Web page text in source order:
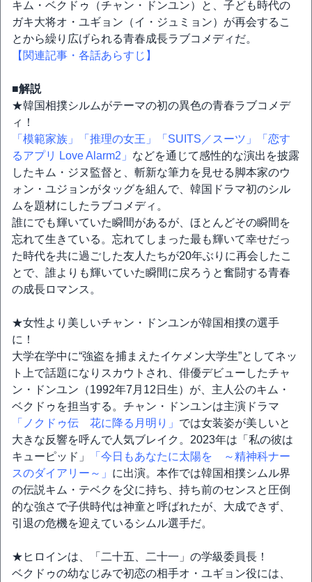
キム・ベクドゥ（チャン・ドンユン）と、子ども時代の
ガキ大将オ・ユギョン（イ・ジュミョン）が再会するこ
とから繰り広げられる青春成長ラブコメディだ。
【関連記事・各話あらすじ】
■解説
★韓国相撲シルムがテーマの初の異色の青春ラブコメデ
ィ！
「模範家族」
「推理の女王」 「SUITS／スーツ」
「恋す
るアプリ Love Alarm2」 などを通じて感性的な演出を披露
したキム・ジヌ監督と、斬新な筆力を見せる脚本家のウ
ォン・ユジョンがタッグを組んで、韓国ドラマ初のシル
ムを題材にしたラブコメディ。
誰にでも輝いていた瞬間があるが、ほとんどその瞬間を
忘れて生きている。忘れてしまった最も輝いて幸せだっ
た時代を共に過ごした友人たちが20年ぶりに再会したこ
とで、誰よりも輝いていた瞬間に戻ろうと奮闘する青春
の成長ロマンス。
★女性より美しいチャン・ドンユンが韓国相撲の選手
に！
大学在学中に“強盗を捕まえたイケメン大学生”としてネッ
ト上で話題になりスカウトされ、俳優デビューしたチャ
ン・ドンユン（1992年7月12日生）が、主人公のキム・
ベクドゥを担当する。チャン・ドンユンは主演ドラマ
「ノクドゥ伝 花に降る月明り」 では女装姿が美しいと
大きな反響を呼んで人気ブレイク。2023年は「私の彼は
キューピッド」
「今日もあなたに太陽を ～精神科ナー
スのダイアリー～」 に出演。本作では韓国相撲シムル界
の伝説キム・テベクを父に持ち、持ち前のセンスと圧倒
的な強さで子供時代は神童と呼ばれたが、大成できず、
引退の危機を迎えているシムル選手だ。
★ヒロインは、「二十五、二十一」の学級委員長！
ベクドゥの幼なじみで初恋の相手オ・ユギョン役には、